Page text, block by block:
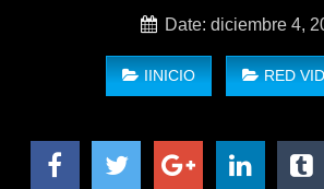
Date: diciembre 4,
IINICIO RED